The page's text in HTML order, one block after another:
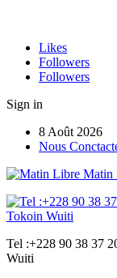
Likes
Followers
Followers
Sign in
8 Août 2026
Nous
Matin
Tel :+228 90 38 37
Wuiti